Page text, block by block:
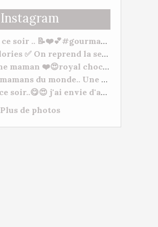
Instagram
J'adore la 📺 ce soir .. 📝❤️💕#gourmandise #myhomemadecook #meilleurspatissiers
Pleins de calories ✅ On reprend la semaine 🥒. Bonne soirée et bonne semaine à tous. 😋❤️ #behappy #famille #gourmandise #yummy #tm31 #tm5 #gourmandise
L'amour d'une maman ❤️😍royal chocolat ( mangue/framboises) "De l'amour, de l'amour, de l'amour 💕" à mes deux petits chats Morgane Et Hugo. --- #patisserie #fetedesmeres #homemadefood #chocolat #lovecooking #cookingtime #yummy #tm31 #thermomixfrance #bestofthermomix #thermomixrecipes #thermomixtm5
A toutes les mamans du monde.. Une très bonne fête, plein de gros bisous à vous toutes. ❤️😍❤️ #fetesdesmeres #amour
Obligatoire ce soir..😋😍 j'ai envie d'acheter du matériel de Pâtisserie lol normal ???? #cuisineshop #meilleurspatissiers #patisserie
Plus de photos